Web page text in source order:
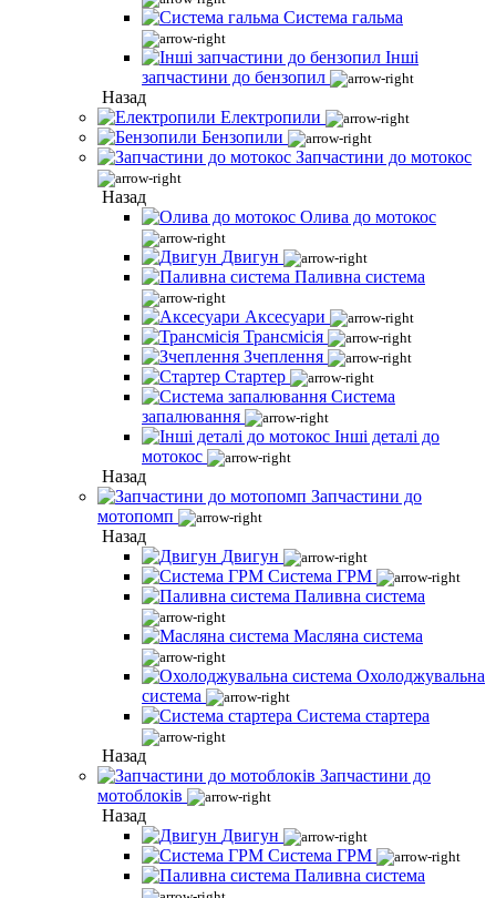
Система гальма
Інші
запчастини до бензопил
Назад
Електропили
Бензопили
Запчастини до мотокос
Назад
Олива до мотокос
Двигун
Паливна система
Аксесуари
Трансмісія
Зчеплення
Стартер
Система
запалювання
Інші деталі до
мотокос
Назад
Запчастини до
мотопомп
Назад
Двигун
Система ГРМ
Паливна система
Масляна система
Охолоджувальна
система
Система стартера
Назад
Запчастини до
мотоблоків
Назад
Двигун
Система ГРМ
Паливна система